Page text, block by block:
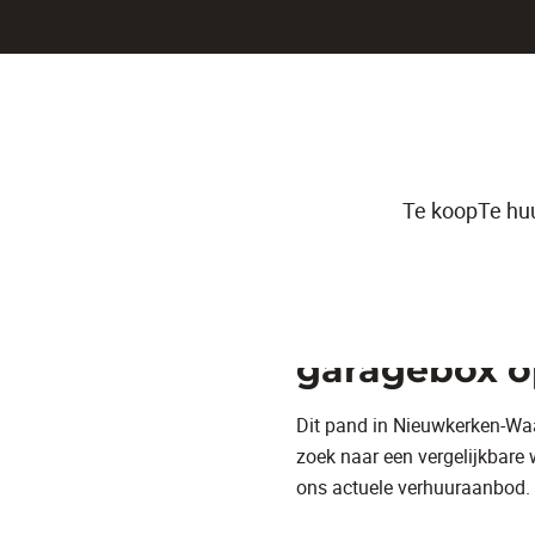
Te koopTe
garagebox
Dit pand in Nieuwkerken-
zoek naar een
ons actuele verhuuraanbod.